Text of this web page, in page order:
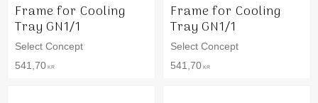
Frame for Cooling
Tray GN1/1
Select Concept
541,70 KR
Frame for Cooling
Tray GN1/1
Select Concept
541,70 KR